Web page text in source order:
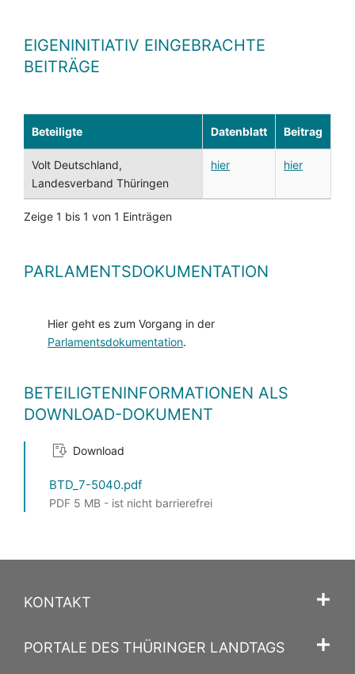
EIGENINITIATIV EINGEBRACHTE
BEITRÄGE
Beteiligte Datenblatt Beitrag
Volt Deutschland,
Landesverband Thüringen
hier hier
Zeige 1 bis 1 von 1 Einträgen
PARLAMENTSDOKUMENTATION
Hier geht es zum Vorgang in der
Parlamentsdokumentation.
BETEILIGTENINFORMATIONEN ALS
DOWNLOAD-DOKUMENT
Download
BTD_7-5040.pdf
PDF 5 MB - ist nicht barrierefrei
KONTAKT
PORTALE DES THÜRINGER LANDTAGS